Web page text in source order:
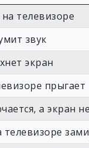
телевизоре
звук
экран
прыгает
а экран